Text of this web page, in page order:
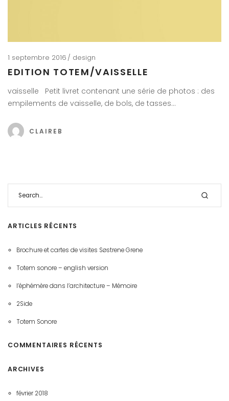
1 septembre 2016 design
EDITION TOTEM/VAISSELLE
vaisselle Petit livret contenant une série de photos : des
empilements de vaisselle, de bols, de tasses…
CLAIREB
ARTICLES RÉCENTS
Brochure et cartes de visites Søstrene Grene
Totem sonore – english version
l’éphémère dans l’architecture – Mémoire
2Side
Totem Sonore
COMMENTAIRES RÉCENTS
ARCHIVES
février 2018